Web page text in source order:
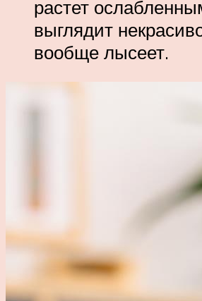
растет
выглядит
вообще лысеет.